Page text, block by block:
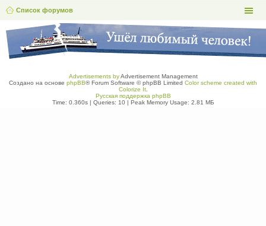
Список форумов
Advertisements byAdvertisement Management
Создано на основе phpBB® Forum Software © phpBB Limited Color scheme created with
Colorize It.
Русская поддержка phpBB
Time: 0.360s| Queries: 10| Peak Memory Usage: 2.81 МБ